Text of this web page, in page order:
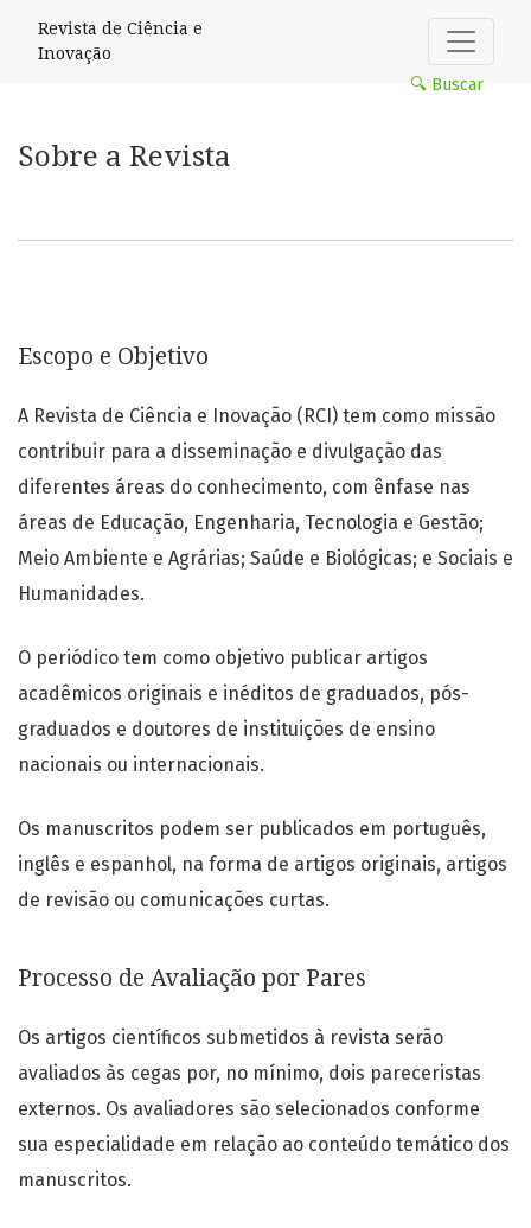
Sobre a Revista
Revista de Ciência e
Inovação
🔍 Buscar
Sobre a Revista
Escopo e Objetivo
A Revista de Ciência e Inovação (RCI) tem como missão
contribuir para a disseminação e divulgação das
diferentes áreas do conhecimento, com ênfase nas
áreas de Educação, Engenharia, Tecnologia e Gestão;
Meio Ambiente e Agrárias; Saúde e Biológicas; e Sociais e
Humanidades.
O periódico tem como objetivo publicar artigos
acadêmicos originais e inéditos de graduados, pós-
graduados e doutores de instituições de ensino
nacionais ou internacionais.
Os manuscritos podem ser publicados em português,
inglês e espanhol, na forma de artigos originais, artigos
de revisão ou comunicações curtas.
Processo de Avaliação por Pares
Os artigos científicos submetidos à revista serão
avaliados às cegas por, no mínimo, dois pareceristas
externos. Os avaliadores são selecionados conforme
sua especialidade em relação ao conteúdo temático dos
manuscritos.